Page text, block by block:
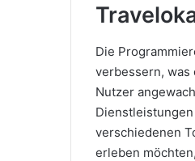
Die
verbessern, was
Nutzer
verschiedenen
erleben